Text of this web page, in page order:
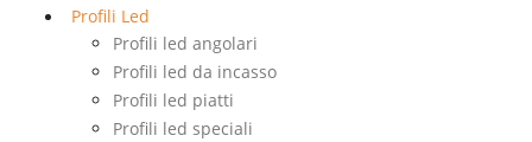
Profili Led
Profili led angolari
Profili led da incasso
Profili led piatti
Profili led speciali